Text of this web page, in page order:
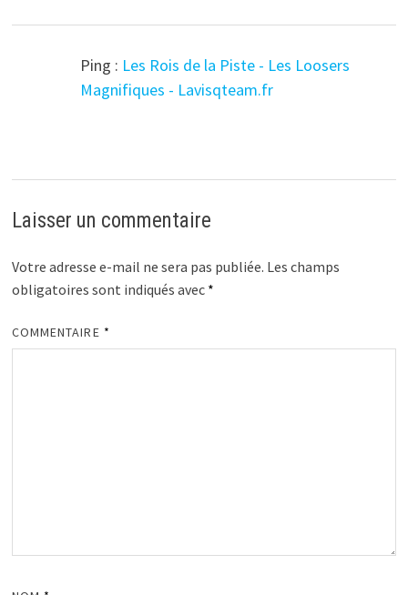
Ping : Les Rois de la Piste - Les Loosers
Magnifiques - Lavisqteam.fr
Laisser un commentaire
Votre adresse e-mail ne sera pas publiée. Les champs
obligatoires sont indiqués avec *
COMMENTAIRE *